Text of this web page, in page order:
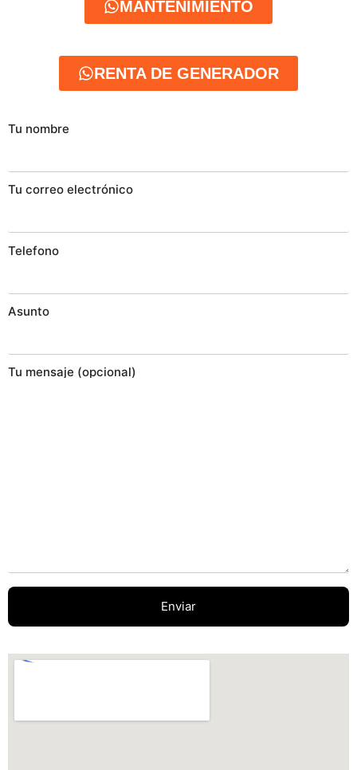
MANTENIMIENTO
RENTA DE GENERADOR
Tu nombre
Tu correo electrónico
Telefono
Asunto
Tu mensaje (opcional)